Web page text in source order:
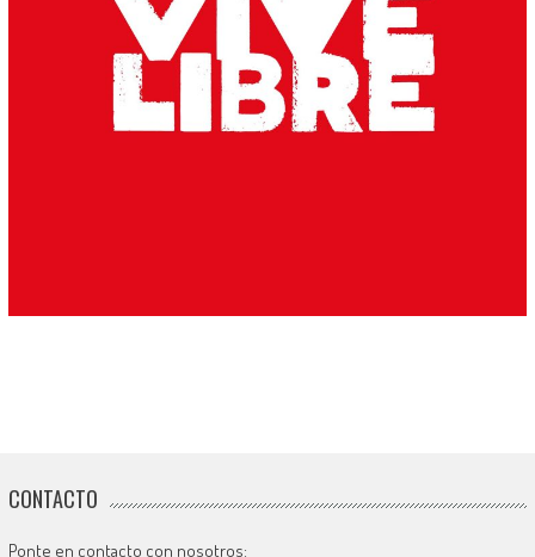
CONTACTO
Ponte en contacto con nosotros: